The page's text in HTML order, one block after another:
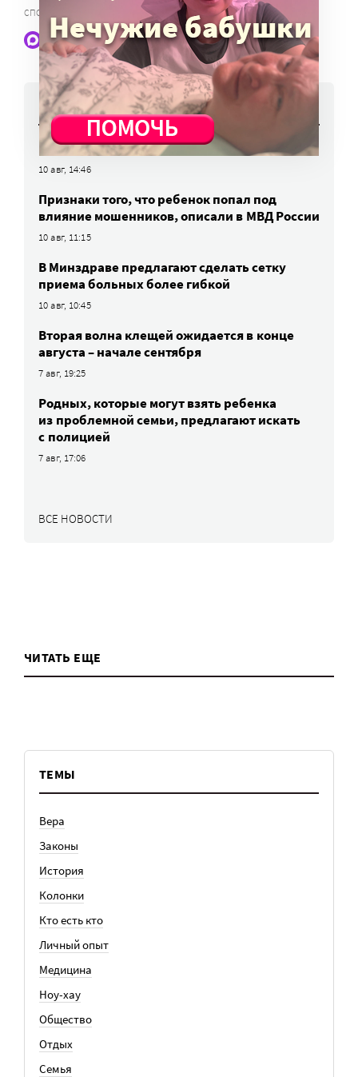
СПОРТ ДЛЯ ИНВАЛИДОВ ПАРАЛИМПИАДА 2016
Наши статьи и новости в Max. Подпишитесь
НОВОСТИ
Как защититься от меланомы?
10 авг, 14:46
Признаки того, что ребенок попал под
влияние мошенников, описали в МВД России
10 авг, 11:15
В Минздраве предлагают сделать сетку
приема больных более гибкой
10 авг, 10:45
Вторая волна клещей ожидается в конце
августа – начале сентября
7 авг, 19:25
Родных, которые могут взять ребенка
из проблемной семьи, предлагают искать
с полицией
7 авг, 17:06
ВСЕ НОВОСТИ
ЧИТАТЬ ЕЩЕ
ТЕМЫ
Вера
Законы
История
Колонки
Кто есть кто
Личный опыт
Медицина
Ноу-хау
Общество
Отдых
Семья